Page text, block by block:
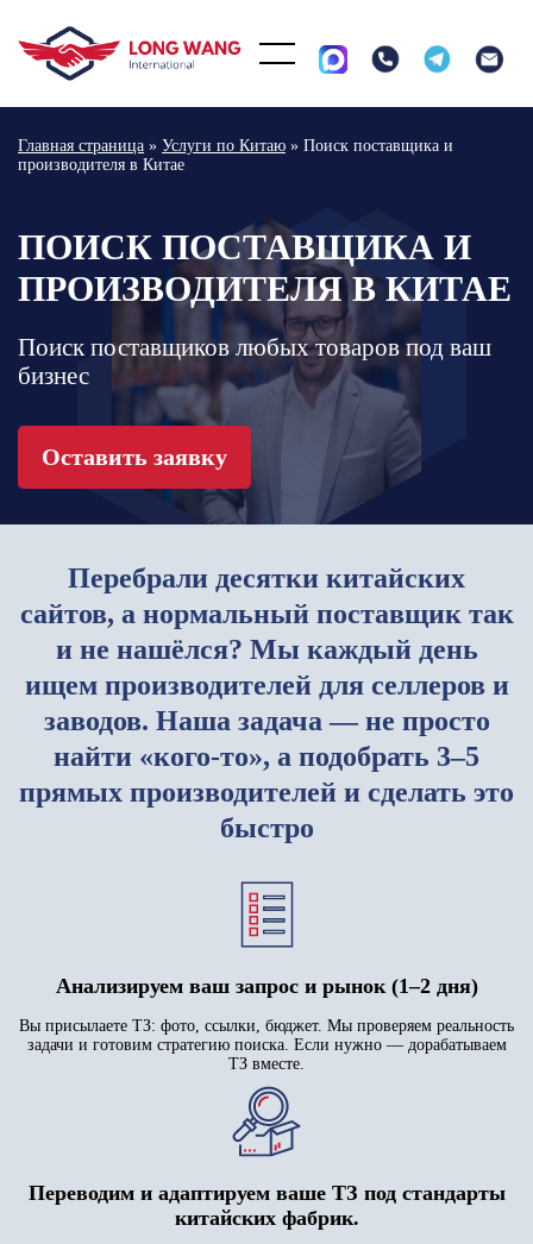
Главная страница » Услуги по Китаю » Поиск поставщика и
производителя в Китае
ПОИСК ПОСТАВЩИКА И
ПРОИЗВОДИТЕЛЯ В КИТАЕ
Поиск поставщиков любых товаров под ваш
бизнес
Оставить заявку
Перебрали десятки китайских
сайтов, а нормальный поставщик так
и не нашёлся? Мы каждый день
ищем производителей для селлеров и
заводов. Наша задача — не просто
найти «кого-то», а подобрать 3–5
прямых производителей и сделать это
быстро
Анализируем ваш запрос и рынок (1–2 дня)
Вы присылаете ТЗ: фото, ссылки, бюджет. Мы проверяем реальность
задачи и готовим стратегию поиска. Если нужно — дорабатываем
ТЗ вместе.
Переводим и адаптируем ваше ТЗ под стандарты
китайских фабрик.